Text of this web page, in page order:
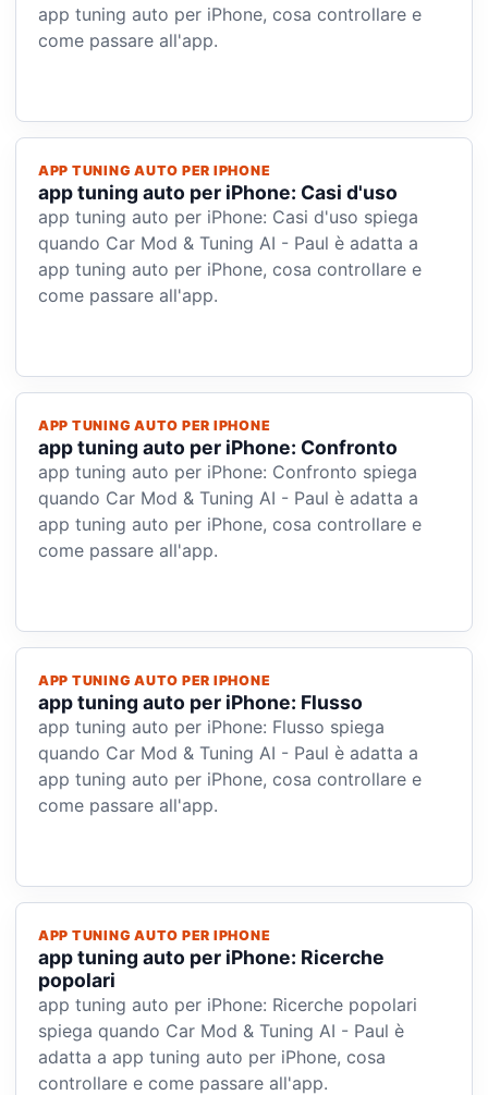
app tuning auto per iPhone, cosa controllare e
come passare all'app.
APP TUNING AUTO PER IPHONE
app tuning auto per iPhone: Casi d'uso
app tuning auto per iPhone: Casi d'uso spiega
quando Car Mod & Tuning AI - Paul è adatta a
app tuning auto per iPhone, cosa controllare e
come passare all'app.
APP TUNING AUTO PER IPHONE
app tuning auto per iPhone: Confronto
app tuning auto per iPhone: Confronto spiega
quando Car Mod & Tuning AI - Paul è adatta a
app tuning auto per iPhone, cosa controllare e
come passare all'app.
APP TUNING AUTO PER IPHONE
app tuning auto per iPhone: Flusso
app tuning auto per iPhone: Flusso spiega
quando Car Mod & Tuning AI - Paul è adatta a
app tuning auto per iPhone, cosa controllare e
come passare all'app.
APP TUNING AUTO PER IPHONE
app tuning auto per iPhone: Ricerche
popolari
app tuning auto per iPhone: Ricerche popolari
spiega quando Car Mod & Tuning AI - Paul è
adatta a app tuning auto per iPhone, cosa
controllare e come passare all'app.